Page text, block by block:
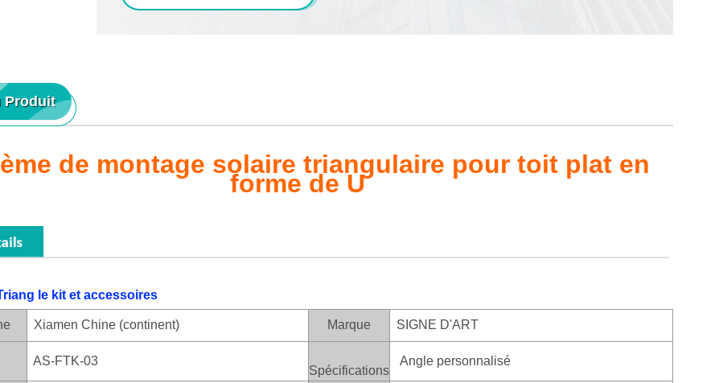
Produit
de montage solaire triangulaire pour toit plat en
forme de U
le kit et accessoires
Xiamen Chine (continent) Marque
SIGNE D'ART
AS-FTK-03
Spécifications
Angle personnalisé